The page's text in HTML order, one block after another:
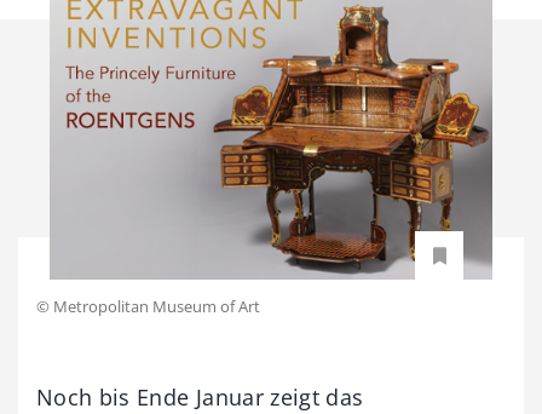
© Metropolitan Museum of Art
Noch bis Ende Januar zeigt das